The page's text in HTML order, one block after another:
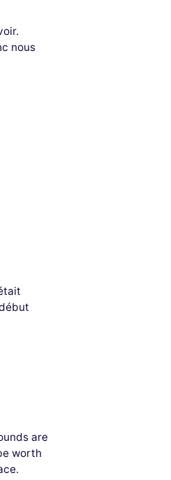
nous
are
worth